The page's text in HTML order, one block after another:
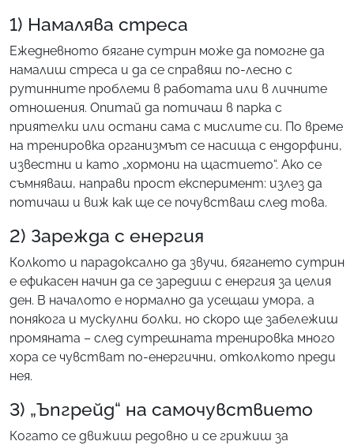
1) Намалява стреса
Ежедневното бягане сутрин може да помогне да
намалиш стреса и да се справяш по-лесно с
рутинните проблеми в работата или в личните
отношения. Опитай да потичаш в парка с
приятелки или остани сама с мислите си. По време
на тренировка организмът се насища с ендорфини,
известни и като „хормони на щастието“. Ако се
съмняваш, направи прост експеримент: излез да
потичаш и виж как ще се почувстваш след това.
2) Зарежда с енергия
Колкото и парадоксално да звучи, бягането сутрин
е ефикасен начин да се заредиш с енергия за целия
ден. В началото е нормално да усещаш умора, а
понякога и мускулни болки, но скоро ще забележиш
промяната – след сутрешната тренировка много
хора се чувстват по-енергични, отколкото преди
нея.
3) „Ъпгрейд“ на самочувствието
Когато се движиш редовно и се грижиш за